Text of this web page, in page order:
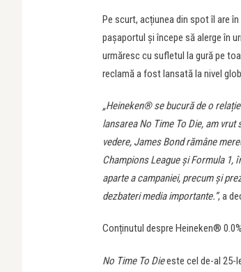
Pe scurt, acțiunea din spot îl are
pașaportul și începe să alerge în
urmăresc cu sufletul la gură pe
reclamă a fost lansată la nivel
„Heineken® se bucură de o
lansarea No Time To Die, am
vedere, James Bond rămâne
Champions League și Formula 1,
aparte a campaniei, precum și
dezbateri media importante.”, a
Conținutul despre Heineken®
No Time To Dieeste cel de-al 25-